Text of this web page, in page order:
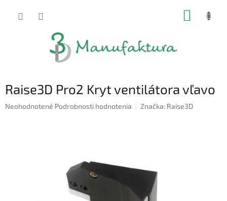
Raise3D Pro2 Kryt ventilátora vľavo
Priemerné
Neohodnotené Podrobnosti hodnotenia Značka: Raise3D